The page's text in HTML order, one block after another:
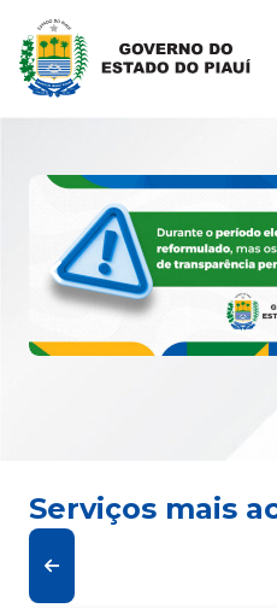
Serviços mais